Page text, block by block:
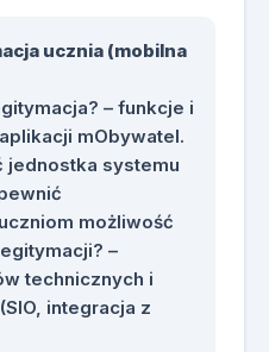
ucznia (mobilna
– funkcje i
mObywatel.
jednostka systemu
możliwość
–
technicznych i
integracja z